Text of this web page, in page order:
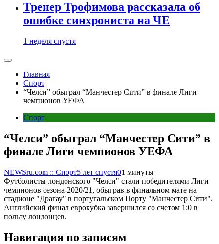
Тренер Трофимова рассказала об
ошибке синхрониста на ЧЕ
1 неделя спустя
Главная
Спорт
“Челси” обыграл “Манчестер Сити” в финале Лиги
чемпионов УЕФА
Спорт
“Челси” обыграл “Манчестер Сити” в
финале Лиги чемпионов УЕФА
NEWSru.com :: Спорт5 лет спустя01 минуты
Футболисты лондонского "Челси" стали победителями Лиги
чемпионов сезона-2020/21, обыграв в финальном мате на
стадионе "Драгау" в португальском Порту "Манчестер Сити".
Английский финал еврокубка завершился со счетом 1:0 в
пользу лондонцев.
Навигация по записям